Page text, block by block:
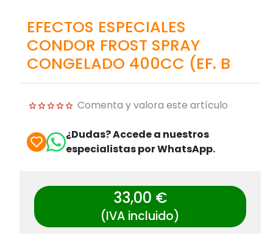
EFECTOS ESPECIALES
CONDOR FROST SPRAY
CONGELADO 400CC (EF. B
Comenta y valora este artículo
¿Dudas? Accede a nuestros
especialistas por WhatsApp.
33,00 €
(IVA incluido)